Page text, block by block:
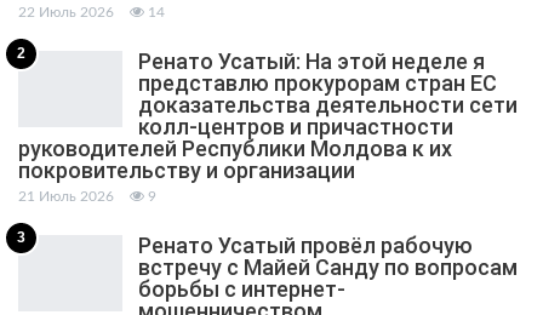
22 Июль 2026 14
2
Ренато Усатый: На этой неделе я
представлю прокурорам стран ЕС
доказательства деятельности сети
колл-центров и причастности
руководителей Республики Молдова к их
покровительству и организации
21 Июль 2026 9
3
Ренато Усатый провёл рабочую
встречу с Майей Санду по вопросам
борьбы с интернет-